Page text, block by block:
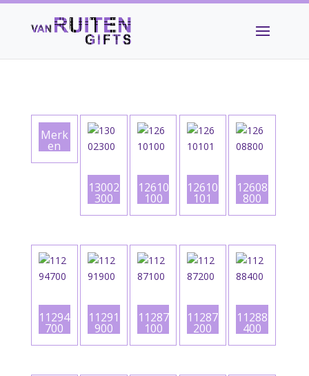
Merk
en
13002
300
12610
100
12610
101
12608
800
11294
700
11291
900
11287
100
11287
200
11288
400